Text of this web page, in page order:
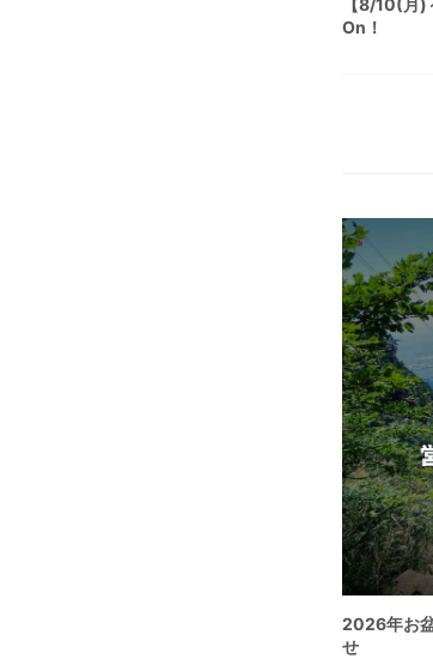
【8/10(月
On！
2026年お
せ